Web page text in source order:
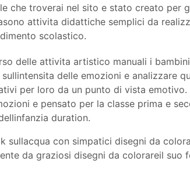
che troverai nel sito e stato creato per
attivita didattiche semplici da
scolastico.
delle attivita artistico manuali i
delle emozioni e analizzare
per loro da un punto di vista
e pensato per la classe prima e
duration.
sullacqua con simpatici disegni da
da graziosi disegni da colorareil suo